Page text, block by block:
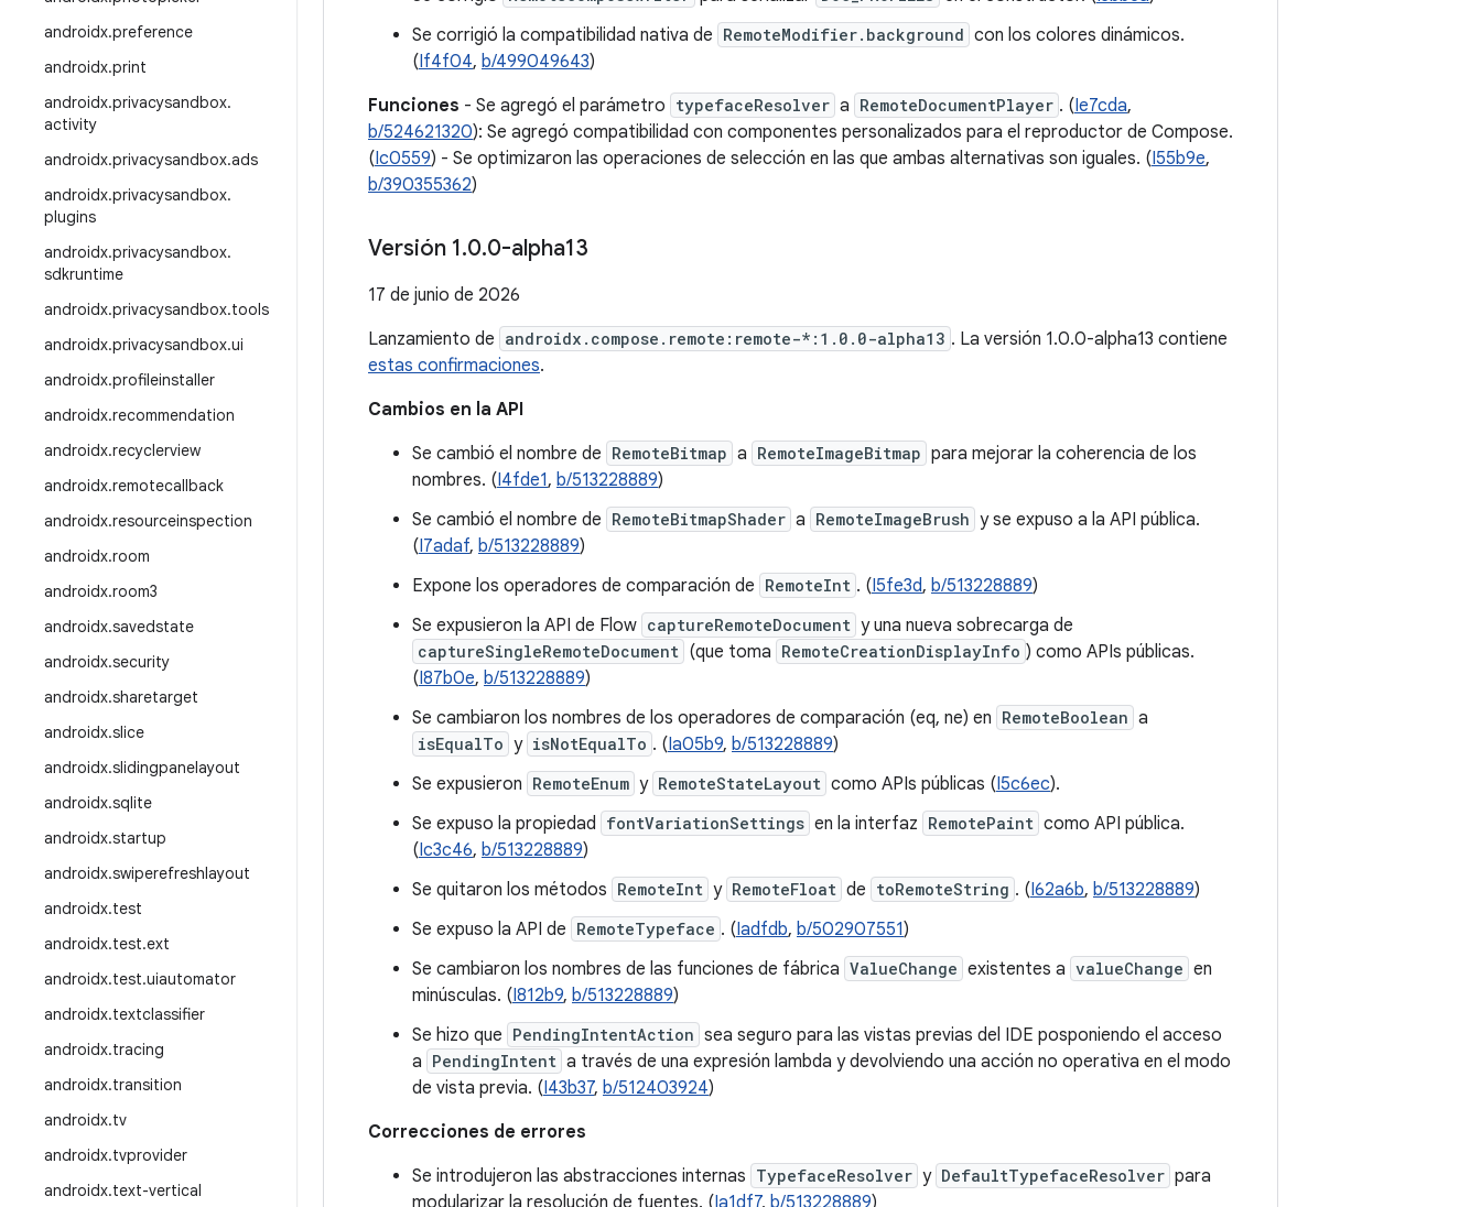
androidx.preference
androidx.print
androidx.privacysandbox.
activity
androidx.privacysandbox.ads
androidx.privacysandbox.
plugins
androidx.privacysandbox.
sdkruntime
androidx.privacysandbox.tools
androidx.privacysandbox.ui
androidx.profileinstaller
androidx.recommendation
androidx.recyclerview
androidx.remotecallback
androidx.resourceinspection
androidx.room
androidx.room3
androidx.savedstate
androidx.security
androidx.sharetarget
androidx.slice
androidx.slidingpanelayout
androidx.sqlite
androidx.startup
androidx.swiperefreshlayout
androidx.test
androidx.test.ext
androidx.test.uiautomator
androidx.textclassifier
androidx.tracing
androidx.transition
androidx.tv
androidx.tvprovider
androidx.text-vertical
Se corrigió la compatibilidad nativa de RemoteModifier.background con los colores dinámicos.
(If4f04, b/499049643)
Funciones - Se agregó el parámetro typefaceResolver a RemoteDocumentPlayer . (Ie7cda,
b/524621320): Se agregó compatibilidad con componentes personalizados para el reproductor de Compose.
(Ic0559) - Se optimizaron las operaciones de selección en las que ambas alternativas son iguales. (I55b9e,
b/390355362)
Versión 1.0.0-alpha13
17 de junio de 2026
Lanzamiento de androidx.compose.remote:remote-*:1.0.0-alpha13 . La versión 1.0.0-alpha13 contiene
estas confirmaciones.
Cambios en la API
Se cambió el nombre de RemoteBitmap a RemoteImageBitmap para mejorar la coherencia de los
nombres. (I4fde1, b/513228889)
Se cambió el nombre de RemoteBitmapShader a RemoteImageBrush y se expuso a la API pública.
(I7adaf, b/513228889)
Expone los operadores de comparación de RemoteInt . (I5fe3d, b/513228889)
Se expusieron la API de Flow captureRemoteDocument y una nueva sobrecarga de
captureSingleRemoteDocument (que toma RemoteCreationDisplayInfo ) como APIs públicas.
(I87b0e, b/513228889)
Se cambiaron los nombres de los operadores de comparación (eq, ne) en RemoteBoolean a
isEqualTo y isNotEqualTo . (Ia05b9, b/513228889)
Se expusieron RemoteEnum y RemoteStateLayout como APIs públicas (I5c6ec).
Se expuso la propiedad fontVariationSettings en la interfaz RemotePaint como API pública.
(Ic3c46, b/513228889)
Se quitaron los métodos RemoteInt y RemoteFloat de toRemoteString . (I62a6b, b/513228889)
Se expuso la API de RemoteTypeface . (Iadfdb, b/502907551)
Se cambiaron los nombres de las funciones de fábrica ValueChange existentes a valueChange en
minúsculas. (I812b9, b/513228889)
Se hizo que PendingIntentAction sea seguro para las vistas previas del IDE posponiendo el acceso
a PendingIntent a través de una expresión lambda y devolviendo una acción no operativa en el modo
de vista previa. (I43b37, b/512403924)
Correcciones de errores
Se introdujeron las abstracciones internas TypefaceResolver y DefaultTypefaceResolver para
modularizar la resolución de fuentes. ( Ia1df7, b/513228889)